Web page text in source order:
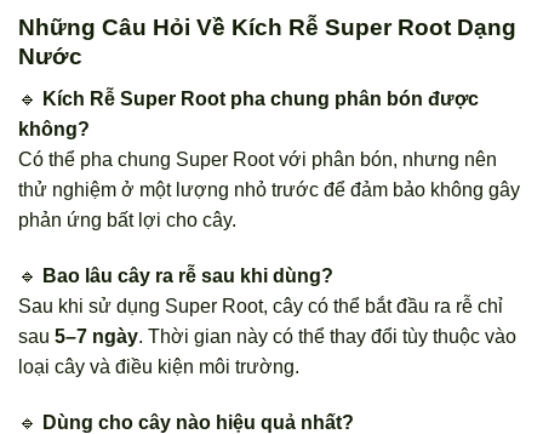
Những Câu Hỏi Về Kích Rễ Super Root Dạng
Nước
🔹 Kích Rễ Super Root pha chung phân bón được
không?
Có thể pha chung Super Root với phân bón, nhưng nên
thử nghiệm ở một lượng nhỏ trước để đảm bảo không gây
phản ứng bất lợi cho cây.
🔹
Bao lâu cây ra rễ sau khi dùng?
Sau khi sử dụng Super Root, cây có thể bắt đầu ra rễ chỉ
sau 5–7 ngày. Thời gian này có thể thay đổi tùy thuộc vào
loại cây và điều kiện môi trường.
🔹
Dùng cho cây nào hiệu quả nhất?